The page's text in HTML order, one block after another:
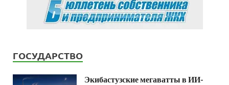
ГОСУДАРСТВО
Экибастузские мегаватты в ИИ-